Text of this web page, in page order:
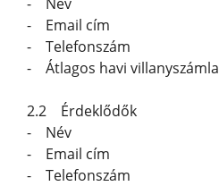
- Email cím
- Telefonszám
- Átlagos havi villanyszámla
2.2 Érdeklődők
- Név
- Email cím
- Telefonszám